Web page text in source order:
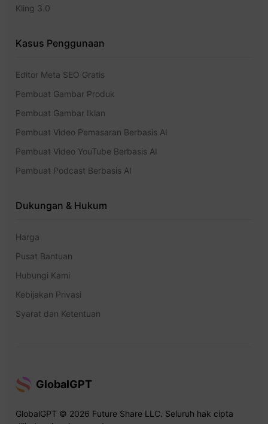
Kling 3.0
Kasus Penggunaan
Editor Meta SEO Gratis
Pembuat Gambar Produk
Pembuat Gambar Iklan
Pembuat Video Pemasaran Berbasis AI
Pembuat Video YouTube Berbasis AI
Pembuat Podcast Berbasis AI
Dukungan & Hukum
Harga
Pusat Bantuan
Hubungi Kami
Kebijakan Privasi
Syarat dan Ketentuan
GlobalGPT
GlobalGPT © 2026 Future Share LLC. Seluruh hak cipta